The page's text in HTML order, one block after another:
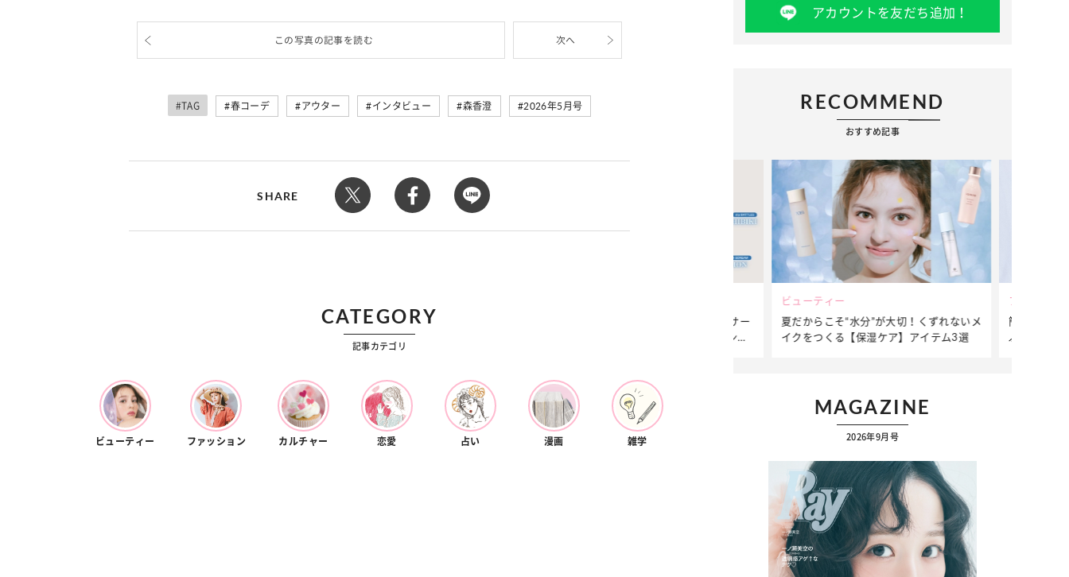
この写真の記事を読む 次へ
#TAG 春コーデ アウター インタビュー 森香澄 2026年5月号
SHARE
アカウントを友だち追加！
RECOMMEND
おすすめ記事
【12星座別】今月の恋愛運♡ 7月23日～
8月20日の運勢は？
【Dリーグ】Ray世代注目のプロダンサー
集団♡ 各チームを彩る「イケメンダンサ
ビューティー
夏だからこそ“水分”が大切！くずれないメ
イクをつくる【保湿ケア】アイテム3選
ファッション
簡単アレン
ぷりの【そ
MAGAZINE
2026年9月号
CATEGORY
記事カテゴリ
ビューティー ファッション カルチャー 恋愛 占い 漫画 雑学